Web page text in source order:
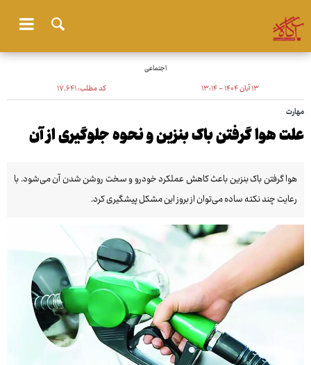
اجتماعی
۱۳ آبان ۱۴۰۴ - ۱۳:۱۴ کد مطلب:۱۷٬۶۴۱
مهارت
علت هوا گرفتن باک بنزین و نحوه جلوگیری از آن
هوا گرفتن باک بنزین باعث کاهش عملکرد خودرو و سخت روشن شدن آن می‌شود. با
رعایت چند نکته ساده می‌توان از بروز این مشکل پیشگیری کرد.